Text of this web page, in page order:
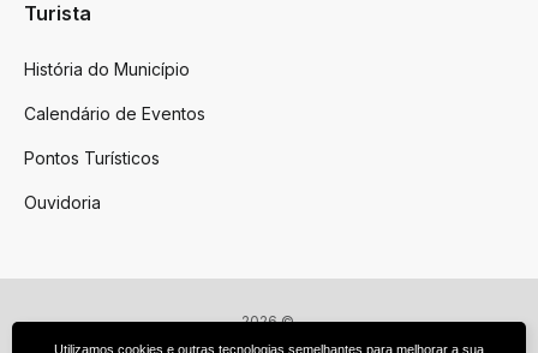
Turista
História do Município
Calendário de Eventos
Pontos Turísticos
Ouvidoria
2026 ©
Utilizamos cookies e outras tecnologias semelhantes para melhorar a sua